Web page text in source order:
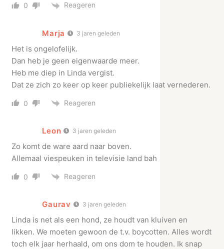
0 Reageren
Marja 3 jaren geleden
Het is ongelofelijk.
Dan heb je geen eigenwaarde meer.
Heb me diep in Linda vergist.
Dat ze zich zo keer op keer publiekelijk laat vernederen.
0 Reageren
Leon 3 jaren geleden
Zo komt de ware aard naar boven.
Allemaal viespeuken in televisie land bah
0 Reageren
Gaurav 3 jaren geleden
Linda is net als een hond, ze houdt van kluiven en
likken. We moeten gewoon de t.v. boycotten. Alles wordt
toch elk jaar herhaald, om ons dom te houden. Ik snap